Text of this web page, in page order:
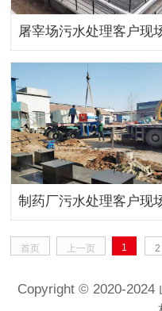
屠宰场污水处理客户现
制药厂污水处理客户现
首页 上一页 1 2
Copyright © 2020-2024